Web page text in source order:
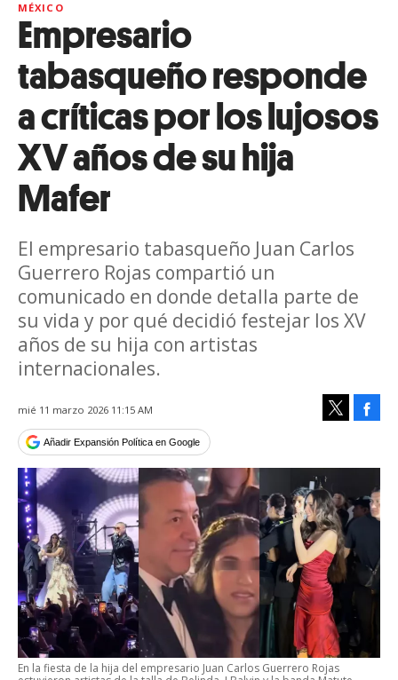
MÉXICO
Empresario
tabasqueño responde
a críticas por los lujosos
XV años de su hija
Mafer
El empresario tabasqueño Juan Carlos
Guerrero Rojas compartió un
comunicado en donde detalla parte de
su vida y por qué decidió festejar los XV
años de su hija con artistas
internacionales.
mié 11 marzo 2026 11:15 AM
Añadir Expansión Política en Google
En la fiesta de la hija del empresario Juan Carlos Guerrero Rojas